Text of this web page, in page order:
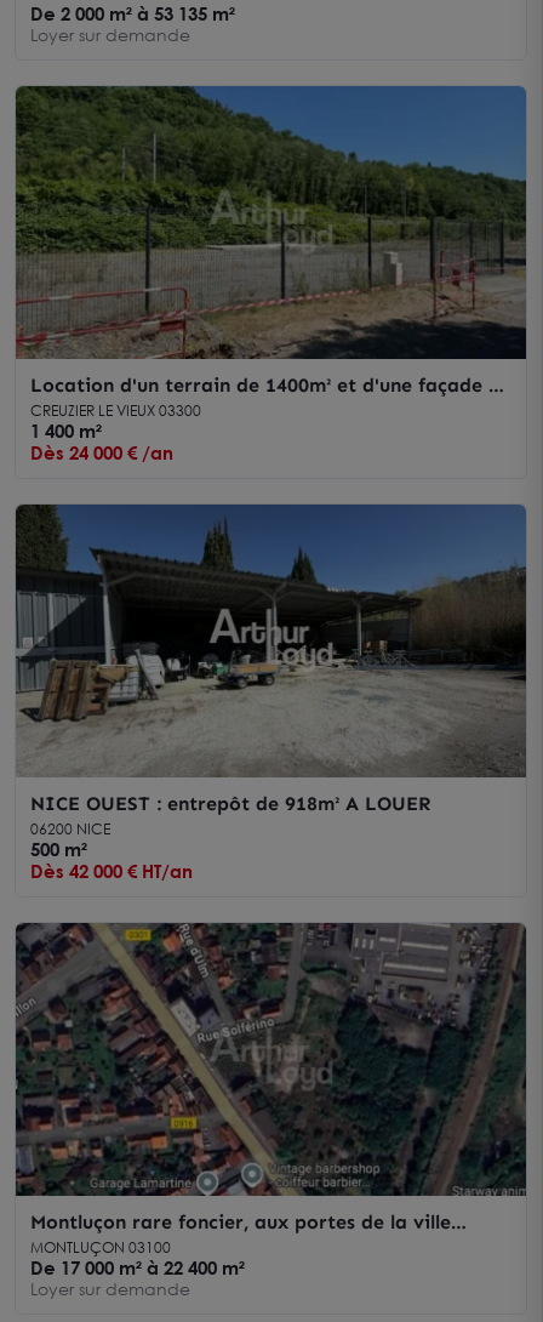
De 2 000 m² à 53 135 m²
Loyer sur demande
Location d'un terrain de 1400m² et d'une façade de
63 mètres ,clôturée
CREUZIER LE VIEUX 03300
1 400 m²
Dès 24 000 € /an
NICE OUEST : entrepôt de 918m² A LOUER
06200 NICE
500 m²
Dès 42 000 € HT/an
Montluçon rare foncier, aux portes de la ville
Gozet et du coeur de Montluçon, proche ZC
MONTLUÇON 03100
De 17 000 m² à 22 400 m²
Loyer sur demande